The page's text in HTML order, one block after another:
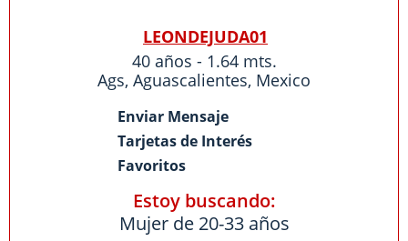
LEONDEJUDA01
40 años - 1.64 mts.
Ags, Aguascalientes, Mexico
Enviar Mensaje
Tarjetas de Interés
Favoritos
Estoy buscando:
Mujer de 20-33 años